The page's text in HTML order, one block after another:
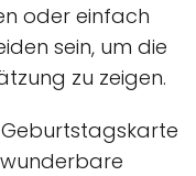
oder einfach
sein, um die
zu zeigen.
Geburtstagskarte